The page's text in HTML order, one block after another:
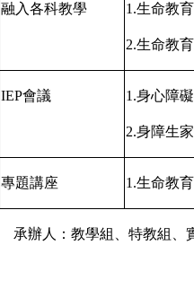
融入各科教學 1.生命教
2.生命教
IEP會議 1.身心障
2.身障生
專題講座 1.生命教
承辦人：教學組、特教組、